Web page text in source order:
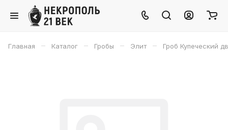
Главная – Каталог – Гробы – Элит – Гроб Купеческий